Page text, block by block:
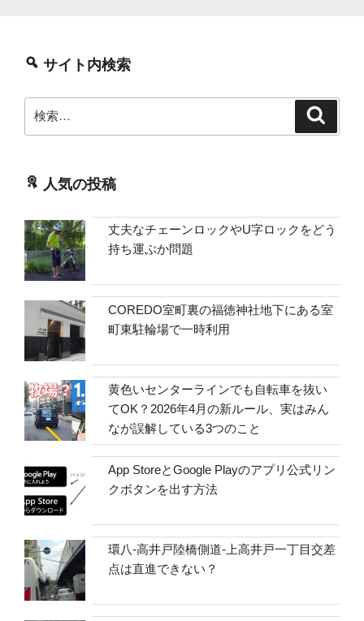
サイト内検索
索:
人気の投稿
丈夫なチェーンロックやU字ロックをどう
持ち運ぶか問題
COREDO室町裏の福徳神社地下にある室
町東駐輪場で一時利用
黄色いセンターラインでも自転車を抜い
てOK？2026年4月の新ルール、実はみん
なが誤解している3つのこと
App StoreとGoogle Playのアプリ公式リン
クボタンを出す方法
環八-高井戸陸橋側道-上高井戸一丁目交差
点は直進できない？